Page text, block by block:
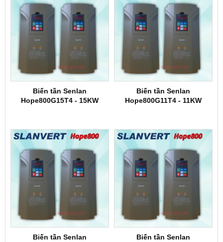
Biến tần Senlan
Hope800G15T4 - 15KW
Biến tần Senlan
Hope800G11T4 - 11KW
Biến tần Senlan
Biến tần Senlan